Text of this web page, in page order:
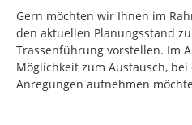
Gern möchten wir Ihnen im
den aktuellen Planungsstand
Trassenführung vorstellen. Im
Möglichkeit zum Austausch,
Anregungen aufnehmen